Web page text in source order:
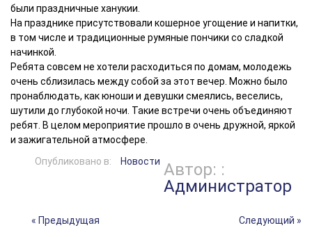
были праздничные ханукии.
На празднике присутствовали кошерное угощение и напитки,
в том числе и традиционные румяные пончики со сладкой
начинкой.
Ребята совсем не хотели расходиться по домам, молодежь
очень сблизилась между собой за этот вечер. Можно было
пронаблюдать, как юноши и девушки смеялись, веселись,
шутили до глубокой ночи. Такие встречи очень объединяют
ребят. В целом мероприятие прошло в очень дружной, яркой
и зажигательной атмосфере.
Опубликовано в:
Новости Автор: :
Администратор
« Предыдущая Следующий »